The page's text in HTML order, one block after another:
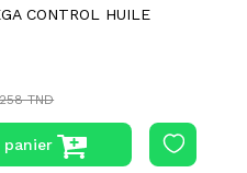
CONTROL HUILE
TND
panier